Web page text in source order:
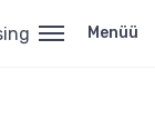
Menüü